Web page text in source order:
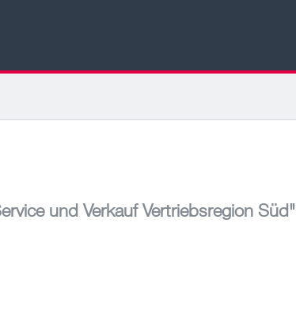
und Verkauf Vertriebsregion Süd"